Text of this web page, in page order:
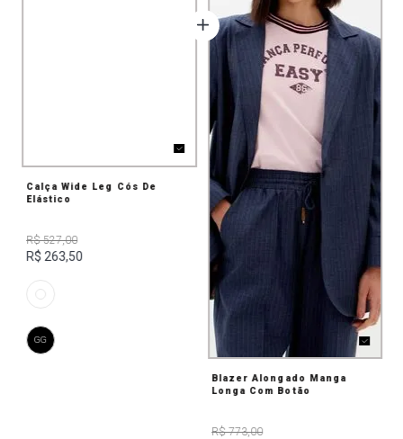
Calça Wide Leg Cós De
Elástico
R$ 527,00
R$ 263,50
GG
Blazer Alongado Manga
Longa Com Botão
R$ 773,00